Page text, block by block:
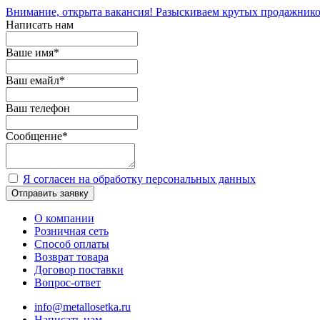
Внимание, открыта вакансия! Разыскиваем крутых
Написать нам
Ваше имя*
Ваш емайл*
Ваш телефон
Сообщение*
Я согласен на обработку персональных данных
Отправить заявку
О компании
Розничная сеть
Способ оплаты
Возврат товара
Договор поставки
Вопрос-ответ
info@metallosetka.ru